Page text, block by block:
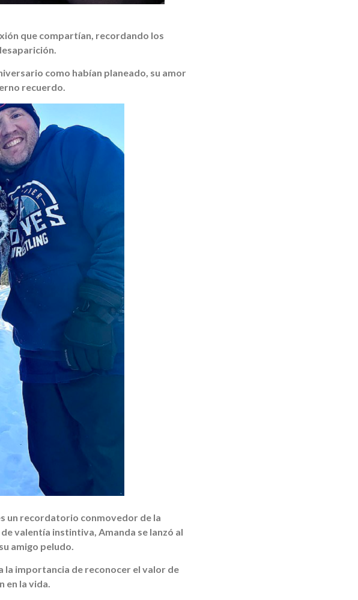
que compartían, recordando los
como habían planeado, su amor
recuerdo.
un recordatorio conmovedor de la
valentía instintiva, Amanda se lanzó al
amigo peludo.
la importancia de reconocer el valor de
en la vida.